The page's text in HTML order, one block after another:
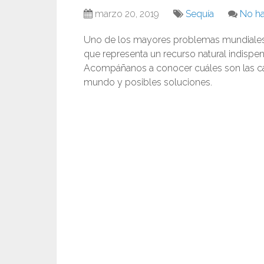
marzo 20, 2019 Sequía No
Uno de los mayores problemas
que representa un recurso natural
Acompáñanos a conocer cuáles son las
mundo y posibles soluciones.